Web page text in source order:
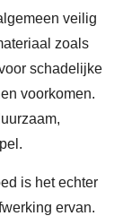
veilig
zoals
schadelijke
voorkomen.
is het echter
ervan.